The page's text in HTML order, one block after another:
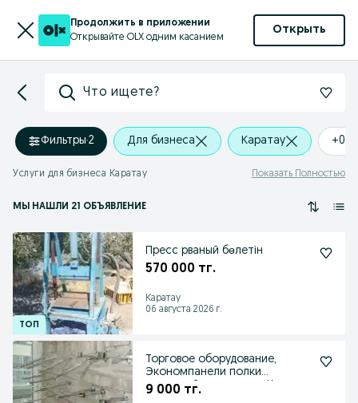
Продолжить в приложении
Открывайте OLX одним касанием
Открыть
Что ищете?
Фильтры·2 Для бизнеса Каратау +0
Услуги для бизнеса Каратау Показать Полностью
МЫ НАШЛИ 21 ОБЪЯВЛЕНИЕ
Пресс рваный бөлетін
570 000 тг.
Каратау
06 августа 2026 г.
Торговое оборудование,
Экономпанели полки
кронштейны вставки г.Каратау
9 000 тг.